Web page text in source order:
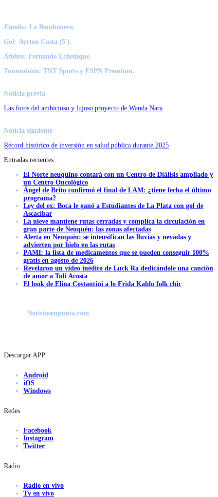
Estadio: La Bombonera.
Gol: Ayrton Costa (5′).
Árbitro: Fernando Echenique.
Transmisión: TNT Sports y ESPN Premium.
Noticia previa
Las fotos del ambicioso y lujoso proyecto de Wanda Nara
Noticia siguiente
Récord histórico de inversión en salud pública durante 2025
Entradas recientes
El Norte neuquino contará con un Centro de Diálisis ampliado y
un Centro Oncológico
Ángel de Brito confirmó el final de LAM: ¿tiene fecha el último
programa?
Ley del ex: Boca le ganó a Estudiantes de La Plata con gol de
Ascacibar
La nieve mantiene rutas cerradas y complica la circulación en
gran parte de Neuquén: las zonas afectadas
Alerta en Neuquén: se intensifican las lluvias y nevadas y
advierten por hielo en las rutas
PAMI: la lista de medicamentos que se pueden conseguir 100%
gratis en agosto de 2026
Revelaron un video inédito de Luck Ra dedicándole una canción
de amor a Tuli Acosta
El look de Elina Costantini a lo Frida Kahlo folk chic
Noticiasenpunta.com
Descargar APP
Android
iOS
Windows
Redes
Facebook
Instagram
Twitter
Radio
Radio en vivo
Tv en vivo